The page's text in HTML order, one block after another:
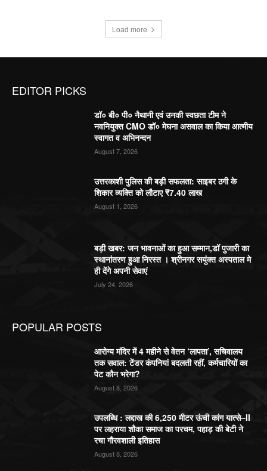
Load more
EDITOR PICKS
डॉ० बी० पी० नैथानी एवं उनकी स्वछता टीम ने
नवनियुक्त CMO डॉ० मेघना असवाल का किया आत्मीय
स्वागत व अभिनन्दन
August 7, 2026
उत्तरकाशी पुलिस की बड़ी सफलता: साइबर ठगी के
शिकार व्यक्ति को लौटाए ₹7.40 लाख
August 1, 2026
बड़ी खबर: जन भावनाओं का हुआ सम्मान,डॉ पुजारी का
स्थानांतरण हुआ निरस्त । श्रीनगर सयुंक्त अस्पताल मे
ही देंगे अपनी सेवाएं
July 24, 2026
POPULAR POSTS
आरोग्य मंदिर में 4 महीने से वेतन ‘लापता’, सचिवालय
तक सवाल: टेंडर कंपनियां बदलती रहीं, कर्मचारियों का
पेट कौन भरेगा?
August 8, 2026
उपलब्धि : लद्दाख की 6,250 मीटर ऊंची कांग यात्से–II
पर लहराया शौका समाज का परचम, पहाड़ की बेटी ने
रचा गौरवशाली इतिहास
August 8, 2026